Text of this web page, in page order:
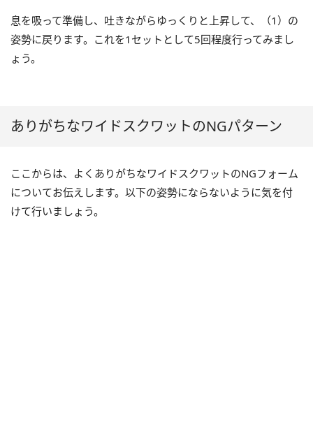
息を吸って準備し、吐きながらゆっくりと上昇して、（1）の
姿勢に戻ります。これを1セットとして5回程度行ってみまし
ょう。
ありがちなワイドスクワットのNGパターン
ここからは、よくありがちなワイドスクワットのNGフォーム
についてお伝えします。以下の姿勢にならないように気を付
けて行いましょう。